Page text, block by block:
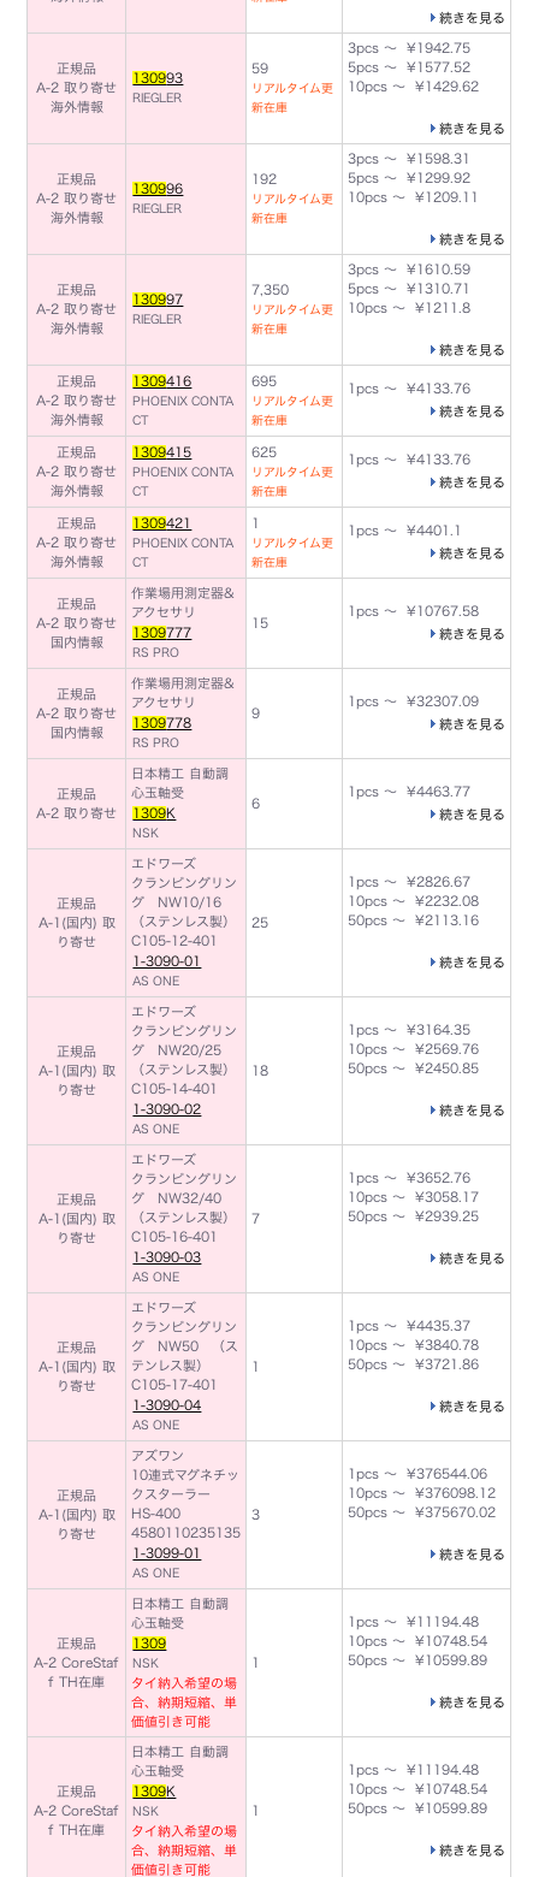
続きを見る
正規品
A-2 取り寄せ
海外情報
130993
RIEGLER
59
リアルタイム更
新在庫
3pcs ～ ¥1942.75
5pcs ～ ¥1577.52
10pcs ～ ¥1429.62
続きを見る
正規品
A-2 取り寄せ
海外情報
130996
RIEGLER
192
リアルタイム更
新在庫
3pcs ～ ¥1598.31
5pcs ～ ¥1299.92
10pcs ～ ¥1209.11
続きを見る
正規品
A-2 取り寄せ
海外情報
130997
RIEGLER
7,350
リアルタイム更
新在庫
3pcs ～ ¥1610.59
5pcs ～ ¥1310.71
10pcs ～ ¥1211.8
続きを見る
正規品
A-2 取り寄せ
海外情報
1309416
PHOENIX CONTA
CT
695
リアルタイム更
新在庫
1pcs ～ ¥4133.76
続きを見る
正規品
A-2 取り寄せ
海外情報
1309415
PHOENIX CONTA
CT
625
リアルタイム更
新在庫
1pcs ～ ¥4133.76
続きを見る
正規品
A-2 取り寄せ
海外情報
1309421
PHOENIX CONTA
CT
1
リアルタイム更
新在庫
1pcs ～ ¥4401.1
続きを見る
正規品
A-2 取り寄せ
国内情報
作業場用測定器&
アクセサリ
1309777
RS PRO
15
1pcs ～ ¥10767.58
続きを見る
正規品
A-2 取り寄せ
国内情報
作業場用測定器&
アクセサリ
1309778
RS PRO
9
1pcs ～ ¥32307.09
続きを見る
正規品
A-2 取り寄せ
日本精工 自動調
心玉軸受
1309K
NSK
6
1pcs ～ ¥4463.77
続きを見る
正規品
A-1(国内) 取
り寄せ
エドワーズ
クランピングリン
グ NW10/16
（ステンレス製）
C105-12-401
1-3090-01
AS ONE
25
1pcs ～ ¥2826.67
10pcs ～ ¥2232.08
50pcs ～ ¥2113.16
続きを見る
正規品
A-1(国内) 取
り寄せ
エドワーズ
クランピングリン
グ NW20/25
（ステンレス製）
C105-14-401
1-3090-02
AS ONE
18
1pcs ～ ¥3164.35
10pcs ～ ¥2569.76
50pcs ～ ¥2450.85
続きを見る
正規品
A-1(国内) 取
り寄せ
エドワーズ
クランピングリン
グ NW32/40
（ステンレス製）
C105-16-401
1-3090-03
AS ONE
7
1pcs ～ ¥3652.76
10pcs ～ ¥3058.17
50pcs ～ ¥2939.25
続きを見る
正規品
A-1(国内) 取
り寄せ
エドワーズ
クランピングリン
グ NW50 （ス
テンレス製）
C105-17-401
1-3090-04
AS ONE
1
1pcs ～ ¥4435.37
10pcs ～ ¥3840.78
50pcs ～ ¥3721.86
続きを見る
正規品
A-1(国内) 取
り寄せ
アズワン
10連式マグネチッ
クスターラー
HS-400
4580110235135
1-3099-01
AS ONE
3
1pcs ～ ¥376544.06
10pcs ～ ¥376098.12
50pcs ～ ¥375670.02
続きを見る
正規品
A-2 CoreStaf
f TH在庫
日本精工 自動調
心玉軸受
1309
NSK
タイ納入希望の場
合、納期短縮、単
価値引き可能
1
1pcs ～ ¥11194.48
10pcs ～ ¥10748.54
50pcs ～ ¥10599.89
続きを見る
正規品
A-2 CoreStaf
f TH在庫
日本精工 自動調
心玉軸受
1309K
NSK
タイ納入希望の場
合、納期短縮、単
価値引き可能
1
1pcs ～ ¥11194.48
10pcs ～ ¥10748.54
50pcs ～ ¥10599.89
続きを見る